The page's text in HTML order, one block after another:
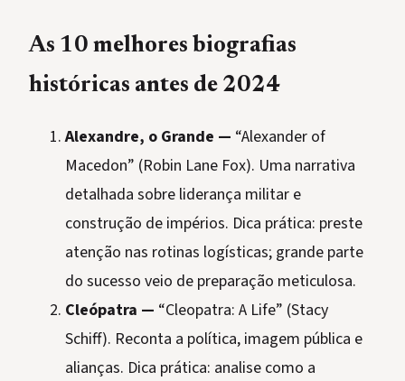
As 10 melhores biografias
históricas antes de 2024
Alexandre, o Grande — “Alexander of
Macedon” (Robin Lane Fox). Uma narrativa
detalhada sobre liderança militar e
construção de impérios. Dica prática: preste
atenção nas rotinas logísticas; grande parte
do sucesso veio de preparação meticulosa.
Cleópatra — “Cleopatra: A Life” (Stacy
Schiff). Reconta a política, imagem pública e
alianças. Dica prática: analise como a